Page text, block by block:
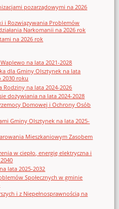
pozarządowymi na 2026
i Rozwiązywania Problemów
Narkomanii na 2026 rok
na 2026 rok
na lata 2021-2028
dla Gminy Olsztynek na lata
2030 roku
Rodziny na lata 2024-2026
dożywiania na lata 2024-2028
Domowej i Ochrony Osób
Gminy Olsztynek na lata 2025-
Mieszkaniowym Zasobem
w ciepło, energię elektryczna i
lata 2025-2032
Społecznych w gminie
i z Niepełnosprawnością na